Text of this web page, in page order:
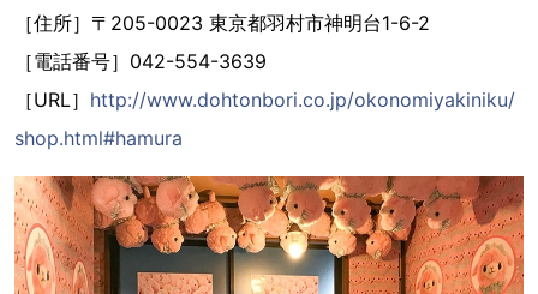
［住所］〒205-0023 東京都羽村市神明台1-6-2
［電話番号］042-554-3639
［URL］ http://www.dohtonbori.co.jp/okonomiyakiniku/
shop.html#hamura